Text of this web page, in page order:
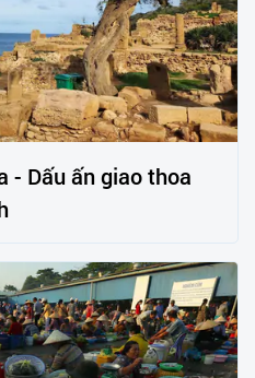
- Dấu ấn giao thoa